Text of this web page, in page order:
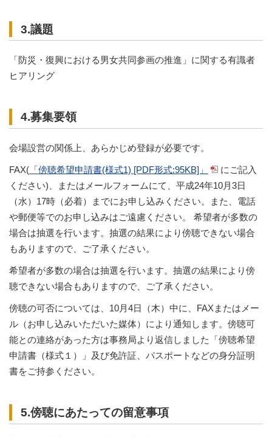
3.議題
「防災・復興における男女共同参画の推進」に関する有識者
ヒアリング
4.募集要領
会場設営の関係上、あらかじめ登録が必要です。
FAX( 「傍聴希望申請書(様式1) [PDF形式:95KB]」
にご記入
ください)、またはメールフォームにて、平成24年10月3日
（水）17時（必着）までにお申し込みください。また、電話
や郵便等でのお申し込みはご遠慮ください。 希望者が多数の
場合は抽選を行います。抽選の結果により傍聴できない場合
もありますので、ご了承ください。
希望者が多数の場合は抽選を行います。抽選の結果により傍
聴できない場合もありますので、ご了承ください。
傍聴の可否については、10月4日（木）中に、FAXまたはメー
ル（お申し込みいただいた媒体）により通知します。傍聴可
能との連絡があった方は事務局より返信しました「傍聴希望
申請書（様式１）」及び免許証、パスポートなどの身分証明
書をご持参ください。
5.傍聴にあたっての留意事項